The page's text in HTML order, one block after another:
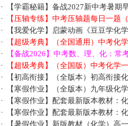
·
【学霸秘籍】备战2027新中考暑期
·
【压轴专练】中考压轴题每日一题
·
【我爱化学】启蒙动画《豆豆学化
·
【超级考典】（全国通用）中考化
·
【备战2026】中考数、理、化：常
·
【超级考典】（全国版）中考化学
·
【初高衔接】（全版本）初高衔接
·
【寒假作业】（全版本）九年级化
·
【寒假作业】配套最新版本教材：
·
【寒假作业】配套最新版本教材：
·
【暑假作业】新版教材（化学）高